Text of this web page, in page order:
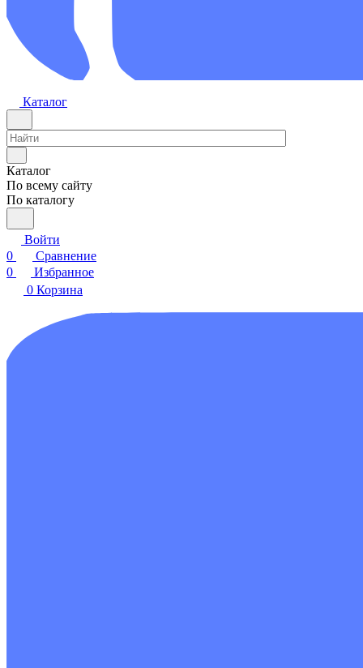
Каталог
Каталог
По всему сайту
По каталогу
Войти
0
Сравнение
0
Избранное
0 Корзина